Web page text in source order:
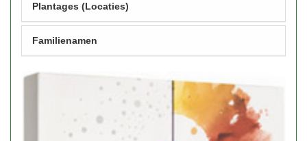
Plantages (Locaties)
Familienamen